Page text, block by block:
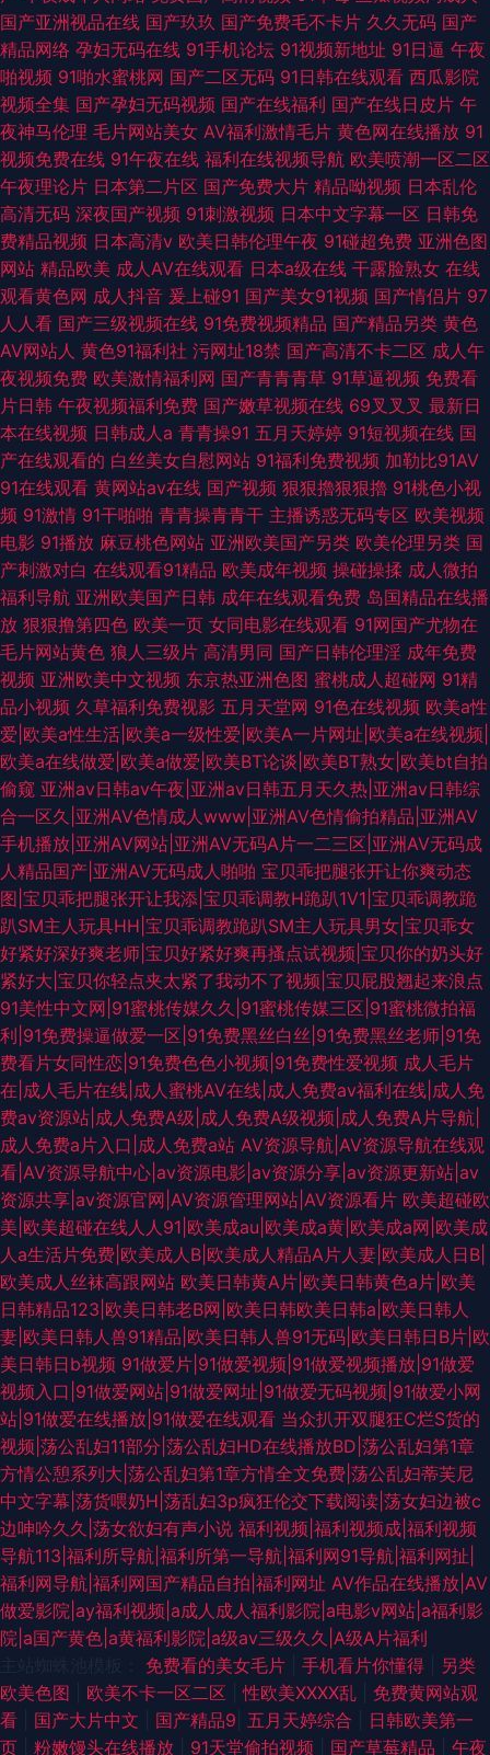
国产亚洲视品在线 国产玖玖 国产免费毛不卡片 久久无码 国产
精品网络 孕妇无码在线 91手机论坛 91视频新地址 91日逼 午夜
啪视频 91啪水蜜桃网 国产二区无码 91日韩在线观看 西瓜影院
视频全集 国产孕妇无码视频 国产在线福利 国产在线日皮片 午
夜神马伦理 毛片网站美女 AV福利激情毛片 黄色网在线播放 91
视频免费在线 91午夜在线 福利在线视频导航 欧美喷潮一区二区
午夜理论片 日本第二片区 国产免费大片 精品呦视频 日本乱伦
高清无码 深夜国产视频 91刺激视频 日本中文字幕一区 日韩免
费精品视频 日本高清v 欧美日韩伦理午夜 91碰超免费 亚洲色图
网站 精品欧美 成人AV在线观看 日本a级在线 干露脸熟女 在线
观看黄色网 成人抖音 爰上碰91 国产美女91视频 国产情侣片 97
人人看 国产三级视频在线 91免费视频精品 国产精品另类 黄色
AV网站人 黄色91福利社 污网址18禁 国产高清不卡二区 成人午
夜视频免费 欧美激情福利网 国产青青青草 91草逼视频 免费看
片日韩 午夜视频福利免费 国产嫩草视频在线 69叉叉叉 最新日
本在线视频 日韩成人a 青青操91 五月天婷婷 91短视频在线 国
产在线观看的 白丝美女自慰网站 91福利免费视频 加勒比91AV
91在线观看 黄网站av在线 国产视频 狠狠擼狠狠擼 91桃色小视
频 91激情 91干啪啪 青青操青青干 主播诱惑无码专区 欧美视频
电影 91播放 麻豆桃色网站 亚洲欧美国产另类 欧美伦理另类 国
产刺激对白 在线观看91精品 欧美成年视频 操碰操揉 成人微拍
福利导航 亚洲欧美国产日韩 成年在线观看免费 岛国精品在线播
放 狠狠撸第四色 欧美一页 女同电影在线观看 91网国产尤物在
毛片网站黄色 狼人三级片 高清男同 国产日韩伦理淫 成年免费
视频 亚洲欧美中文视频 东京热亚洲色图 蜜桃成人超碰网 91精
品小视频 久草福利免费视影 五月天堂网 91色在线视频 欧美a性
爱|欧美a性生活|欧美a一级性爱|欧美A一片网址|欧美a在线视频|
欧美a在线做爱|欧美a做爱|欧美BT论谈|欧美BT熟女|欧美bt自拍
偷窥 亚洲av日韩av午夜|亚洲av日韩五月天久热|亚洲av日韩综
合一区久|亚洲AV色情成人www|亚洲AV色情偷拍精品|亚洲AV
手机播放|亚洲AV网站|亚洲AV无码A片一二三区|亚洲AV无码成
人精品国产|亚洲AV无码成人啪啪 宝贝乖把腿张开让你爽动态
图|宝贝乖把腿张开让我添|宝贝乖调教H跪趴1V1|宝贝乖调教跪
趴SM主人玩具HH|宝贝乖调教跪趴SM主人玩具男女|宝贝乖女
好紧好深好爽老师|宝贝好紧好爽再搔点试视频|宝贝你的奶头好
紧好大|宝贝你轻点夹太紧了我动不了视频|宝贝屁股翘起来浪点
91美性中文网|91蜜桃传媒久久|91蜜桃传媒三区|91蜜桃微拍福
利|91免费操逼做爱一区|91免费黑丝白丝|91免费黑丝老师|91免
费看片女同性恋|91免费色色小视频|91免费性爱视频 成人毛片
在|成人毛片在线|成人蜜桃AV在线|成人免费av福利在线|成人免
费av资源站|成人免费A级|成人免费A级视频|成人免费A片导航|
成人免费a片入口|成人免费a站 AV资源导航|AV资源导航在线观
看|AV资源导航中心|av资源电影|av资源分享|av资源更新站|av
资源共享|av资源官网|AV资源管理网站|AV资源看片 欧美超碰欧
美|欧美超碰在线人人91|欧美成au|欧美成a黄|欧美成a网|欧美成
人a生活片免费|欧美成人B|欧美成人精品A片人妻|欧美成人日B|
欧美成人丝袜高跟网站 欧美日韩黄A片|欧美日韩黄色a片|欧美
日韩精品123|欧美日韩老B网|欧美日韩欧美日韩a|欧美日韩人
妻|欧美日韩人兽91精品|欧美日韩人兽91无码|欧美日韩日B片|欧
美日韩日b视频 91做爱片|91做爱视频|91做爱视频播放|91做爱
视频入口|91做爱网站|91做爱网址|91做爱无码视频|91做爱小网
站|91做爱在线播放|91做爱在线观看 当众扒开双腿狂C烂S货的
视频|荡公乱妇11部分|荡公乱妇HD在线播放BD|荡公乱妇第1章
方情公憩系列大|荡公乱妇第1章方情全文免费|荡公乱妇蒂芙尼
中文字幕|荡货喂奶H|荡乱妇3p疯狂伦交下载阅读|荡女妇边被c
边呻吟久久|荡女欲妇有声小说 福利视频|福利视频成|福利视频
导航113|福利所导航|福利所第一导航|福利网91导航|福利网扯|
福利网导航|福利网国产精品自拍|福利网址 AV作品在线播放|AV
做爱影院|ay福利视频|a成人成人福利影院|a电影v网站|a福利影
院|a国产黄色|a黄福利影院|a级av三级久久|A级A片福利
免费看的美女毛片 手机看片你懂得
另类
欧美色图
欧美不卡一区二区 |性欧美ⅩⅩⅩⅩ乱
免费黄网站观
看
国产大片中文 国产精品9 五月天婷综合
日韩欧美第一
页
粉嫩馒头在线播放 91天堂偷拍视频 国产草莓精品 午夜